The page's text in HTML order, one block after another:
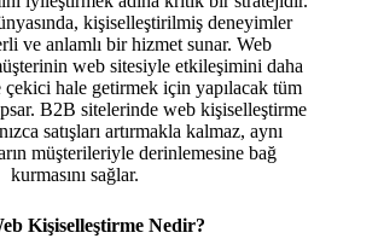
kişiselleştirilmiş deneyimler
ve anlamlı bir hizmet sunar. Web
web sitesiyle etkileşimini daha
hale getirmek için yapılacak tüm
B2B sitelerinde web kişiselleştirme
satışları artırmakla kalmaz, aynı
müşterileriyle derinlemesine bağ
kurmasını sağlar.
Kişiselleştirme Nedir?